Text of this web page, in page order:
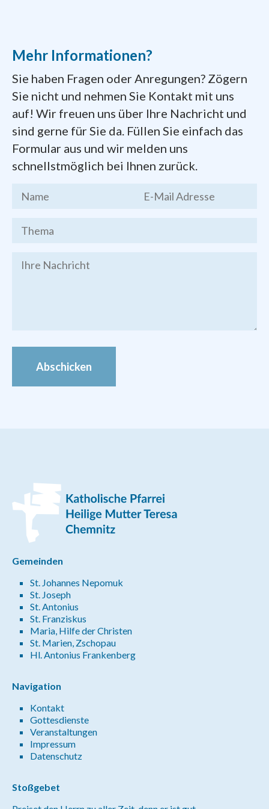
arbeiten mit und für die Armen unserer Stadt
und erinnern uns an unseren Auftrag zur
Nächstenliebe.
Dokumente zum Gründungsprozess der
Pfarreifinden Sie hier zum Herunterladen:
Kernthesen des Chemnitzer
Stadtgesprächs, Endfassung vom 19.
Brief des Bischofs Heinrich
Festschrift
Mehr Informationen?
Sie haben Fragen oder Anregungen? Zögern
Sie nicht und nehmen Sie Kontakt mit uns
auf! Wir freuen uns über Ihre Nachricht und
sind gerne für Sie da. Füllen Sie einfach das
Formular aus und wir melden uns
schnellstmöglich bei Ihnen zurück.
Abschicken
Gemeinden
St. Johannes Nepomuk
St. Joseph
St. Antonius
St. Franziskus
Maria, Hilfe der Christen
St. Marien, Zschopau
Hl. Antonius Frankenberg
Navigation
Kontakt
Gottesdienste
Veranstaltungen
Impressum
Datenschutz
Stoßgebet